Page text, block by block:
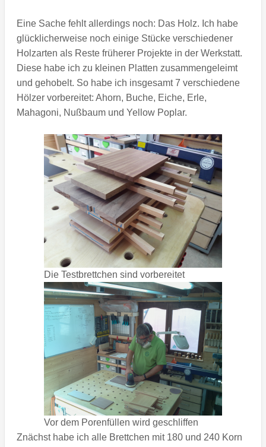
Eine Sache fehlt allerdings noch: Das Holz. Ich habe
glücklicherweise noch einige Stücke verschiedener
Holzarten als Reste früherer Projekte in der Werkstatt.
Diese habe ich zu kleinen Platten zusammengeleimt
und gehobelt. So habe ich insgesamt 7 verschiedene
Hölzer vorbereitet: Ahorn, Buche, Eiche, Erle,
Mahagoni, Nußbaum und Yellow Poplar.
Die Testbrettchen sind vorbereitet
Vor dem Porenfüllen wird geschliffen
Znächst habe ich alle Brettchen mit 180 und 240 Korn